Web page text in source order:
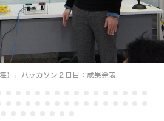
）」ハッカソン２日目：成果発表